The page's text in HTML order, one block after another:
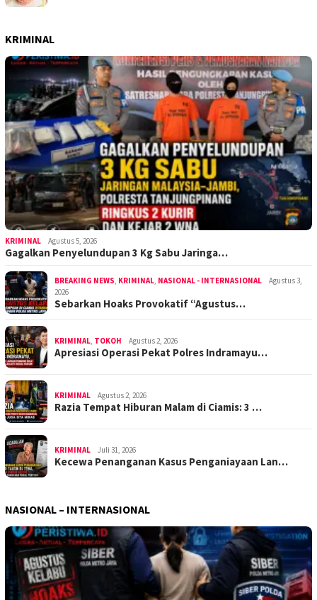
KRIMINAL
KRIMINAL Agustus 5, 2026
Gagalkan Penyelundupan 3 Kg Sabu Jaringa…
BREAKING NEWS KRIMINAL NASIONAL - INTERNASIONAL
Agustus 3,
2026
Sebarkan Hoaks Provokatif “Agustus…
KRIMINAL TOKOH Agustus 2, 2026
Apresiasi Operasi Pekat Polres Indramayu…
KRIMINAL Agustus 2, 2026
Razia Tempat Hiburan Malam di Ciamis: 3 …
KRIMINAL Juli 31, 2026
Kecewa Penanganan Kasus Penganiayaan Lan…
NASIONAL – INTERNASIONAL